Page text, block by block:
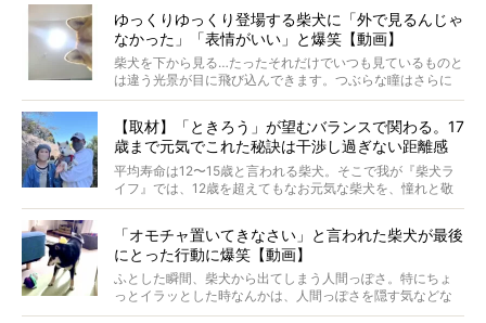
ゆっくりゆっくり登場する柴犬に「外で見るんじゃ
なかった」「表情がいい」と爆笑【動画】
柴犬を下から見る…たったそれだけでいつも見ているものと
は違う光景が目に飛び込んできます。つぶらな瞳はさらに
つぶらに見え、モフモフのお顔はさらにモフモフに見えま
【取材】「ときろう」が望むバランスで関わる。17
歳まで元気でこれた秘訣は干渉し過ぎない距離感
#38ときろう
平均寿命は12〜15歳と言われる柴犬。そこで我が『柴犬ラ
イフ』では、12歳を超えてもなお元気な柴犬を、憧れと敬
意を込めて“レジェンド柴”と呼んでいます。 この特集で
ォーカスし、その元気の秘訣や、老犬と暮らすうえで大切
だと思うことを、オーナーさんに語っていただきます。今
回登場してくれたのは、17歳のときろうくん。小さい頃か
ら食が細かったため、何でも食べさせてきたということで
「オモチャ置いてきなさい」と言われた柴犬が最後
にとった行動に爆笑【動画】
ふとした瞬間、柴犬から出てしまう人間っぽさ。特にちょ
っとイラッとした時なんかは、人間っぽさを隠す気などな
いように見えます。もしかして本当の本当は、中身は人間